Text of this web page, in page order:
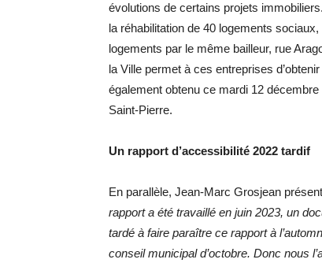
évolutions de certains projets
la réhabilitation de 40 logements
logements par le même bailleur, rue
la Ville permet à ces entreprises
également obtenu ce mardi 12
Saint-Pierre.
Un rapport d’accessibilité 2022 tardif
En parallèle, Jean-Marc Grosjean
rapport a été travaillé en juin 2023, un
tardé à faire paraître ce rapport à
conseil municipal d’octobre. Donc nous